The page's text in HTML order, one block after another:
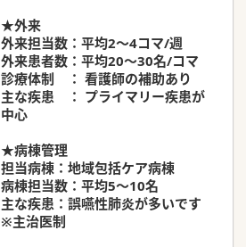
★外来
外来担当数：平均2～4コマ/週
外来患者数：平均20～30名/コマ
診療体制 ： 看護師の補助あり
主な疾患 ： プライマリー疾患が
中心
★病棟管理
担当病棟：地域包括ケア病棟
病棟担当数：平均5～10名
主な疾患：誤嚥性肺炎が多いです
※主治医制